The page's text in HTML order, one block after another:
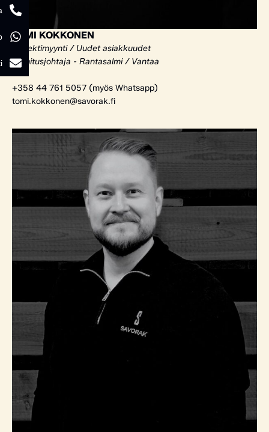
TOMI KOKKONEN
Projektimyynti / Uudet asiakkuudet
Toimitusjohtaja - Rantasalmi / Vantaa
+358 44 761 5057 (myös Whatsapp)
tomi.kokkonen@savorak.fi